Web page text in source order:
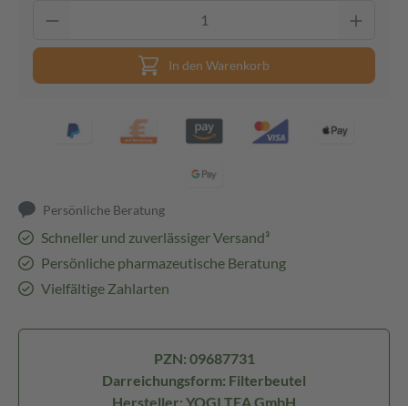
In den Warenkorb
Persönliche Beratung
Schneller und zuverlässiger Versand³
Persönliche pharmazeutische Beratung
Vielfältige Zahlarten
PZN: 09687731
Darreichungsform: Filterbeutel
Hersteller: YOGI TEA GmbH